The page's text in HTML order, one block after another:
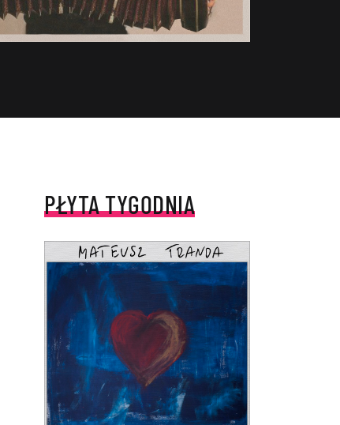
PŁYTA TYGODNIA